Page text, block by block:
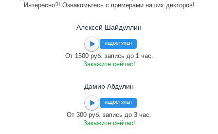
Интересно?! Ознакомьтесь с примерами наших дикторов!
Алексей Шайдуллин
НЕДОСТУПЕН
От 1500 руб. запись до 1 час.
Закажите сейчас!
Дамир Абдулин
НЕДОСТУПЕН
От 300 руб. запись до 3 час.
Закажите сейчас!